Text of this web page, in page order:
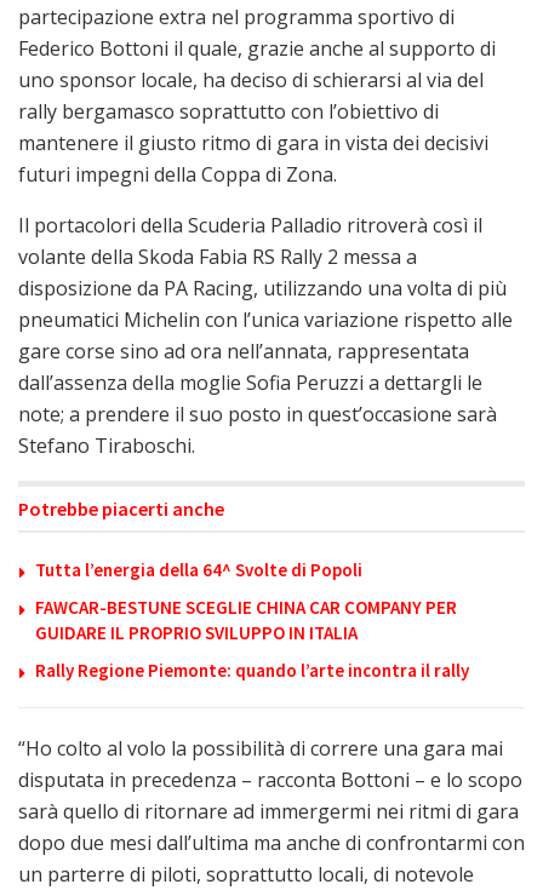
partecipazione extra nel programma sportivo di
Federico Bottoni il quale, grazie anche al supporto di
uno sponsor locale, ha deciso di schierarsi al via del
rally bergamasco soprattutto con l’obiettivo di
mantenere il giusto ritmo di gara in vista dei decisivi
futuri impegni della Coppa di Zona.
Il portacolori della Scuderia Palladio ritroverà così il
volante della Skoda Fabia RS Rally 2 messa a
disposizione da PA Racing, utilizzando una volta di più
pneumatici Michelin con l’unica variazione rispetto alle
gare corse sino ad ora nell’annata, rappresentata
dall’assenza della moglie Sofia Peruzzi a dettargli le
note; a prendere il suo posto in quest’occasione sarà
Stefano Tiraboschi.
Potrebbe piacerti anche
Tutta l’energia della 64^ Svolte di Popoli
FAWCAR-BESTUNE SCEGLIE CHINA CAR COMPANY PER
GUIDARE IL PROPRIO SVILUPPO IN ITALIA
Rally Regione Piemonte: quando l’arte incontra il rally
“Ho colto al volo la possibilità di correre una gara mai
disputata in precedenza – racconta Bottoni – e lo scopo
sarà quello di ritornare ad immergermi nei ritmi di gara
dopo due mesi dall’ultima ma anche di confrontarmi con
un parterre di piloti, soprattutto locali, di notevole